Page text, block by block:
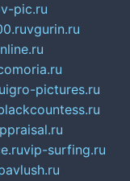
pic.ru
vgurin.ru
igro-pictures.ru
vip-surfing.ru